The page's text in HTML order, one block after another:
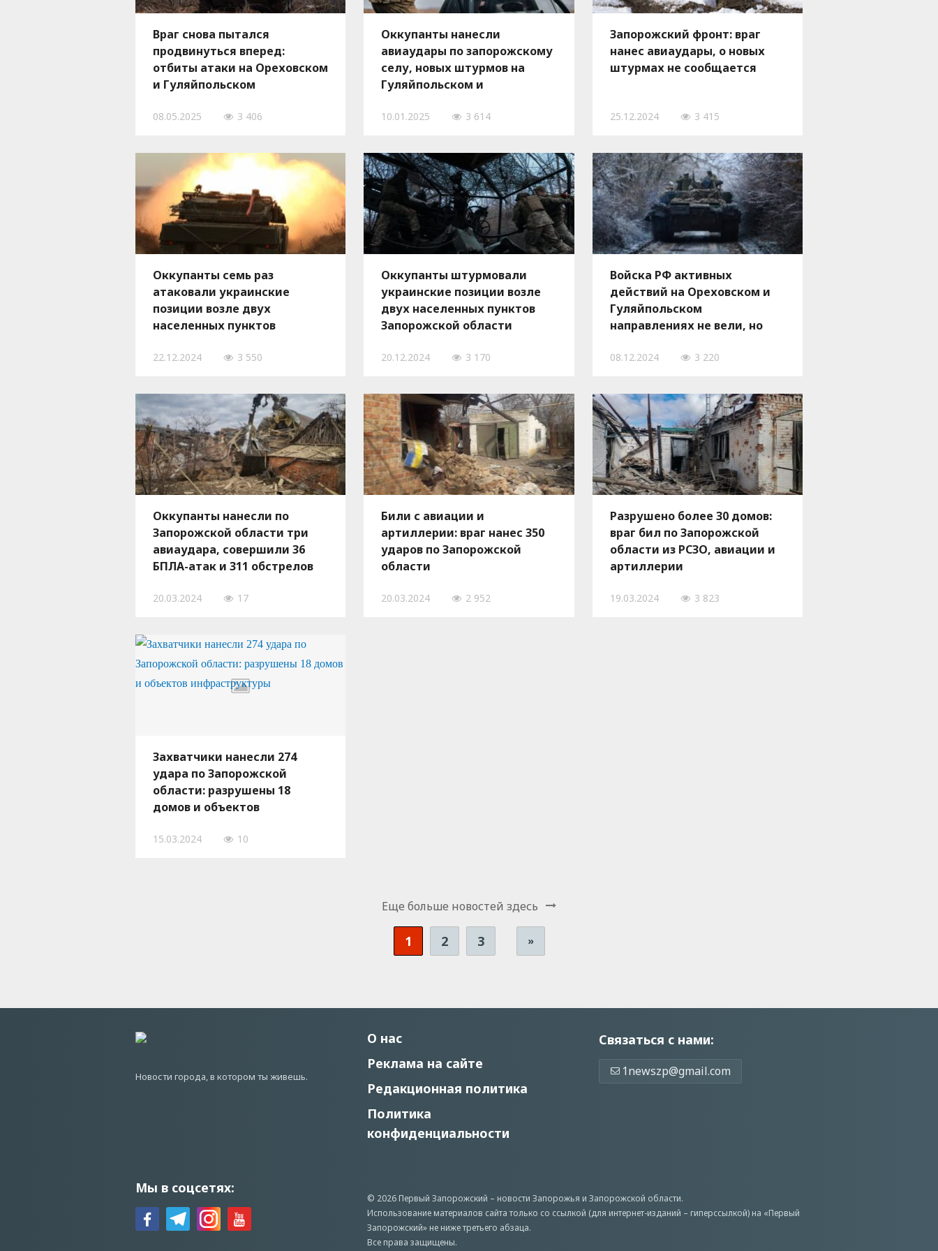
Враг снова пытался
продвинуться вперед:
отбиты атаки на Ореховском
и Гуляйпольском
08.05.2025 3 406
Оккупанты нанесли
авиаудары по запорожскому
селу, новых штурмов на
Гуляйпольском и
не было
10.01.2025 3 614
Запорожский фронт: враг
нанес авиаудары, о новых
штурмах не сообщается
25.12.2024 3 415
Оккупанты семь раз
атаковали украинские
позиции возле двух
населенных пунктов
22.12.2024 3 550
Оккупанты штурмовали
украинские позиции возле
двух населенных пунктов
Запорожской области
20.12.2024 3 170
Войска РФ активных
действий на Ореховском и
Гуляйпольском
направлениях не вели, но
позиции возле двух
08.12.2024 3 220
Оккупанты нанесли по
Запорожской области три
авиаудара, совершили 36
БПЛА-атак и 311 обстрелов
ФОТО
20.03.2024 17
Били с авиации и
артиллерии: враг нанес 350
ударов по Запорожской
области
20.03.2024 2 952
Разрушено более 30 домов:
враг бил по Запорожской
области из РСЗО, авиации и
артиллерии
19.03.2024 3 823
Захватчики нанесли 274
удара по Запорожской
области: разрушены 18
домов и объектов
15.03.2024 10
Еще больше новостей здесь
1 2 3 »
Новости города, в котором ты живешь.
О нас
Реклама на сайте
Редакционная политика
Политика
конфиденциальности
Связаться с нами:
1newszp@gmail.com
Мы в соцсетях:
© 2026 Первый Запорожский – новости Запорожья и Запорожской области.
Использование материалов сайта только со ссылкой (для интернет-изданий – гиперссылкой) на «Первый
Запорожский» не ниже третьего абзаца.
Все права защищены.